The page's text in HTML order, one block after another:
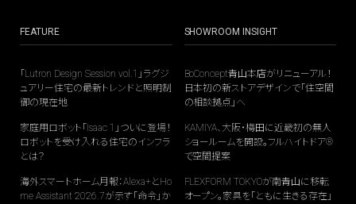
FEATURE
「Lutron Design Session vol.1」ラグジ
ュアリー住宅の最新トレンドと照明制
御の現在地
家庭用ロボット「Isaac 1」ついに登場！
ロボットを受け入れる住宅のインフラ
とは？
海外スマートホーム月報：Alexa+とHo
me Assistant 2026.7が示す「命令」か
SHOWROOM INSIGHT
BoConcept青山本店がリニューアル！
日本初の新ストアデザインで「住空間
の相談拠点」へ
KAMIYA、大阪・梅田に近畿初の無人
ショールームを開設。フルハイトドア®
で空間提案
FLEXFORM TOKYOが南青山に移転
オープン。家具を「ともに生きる存在」